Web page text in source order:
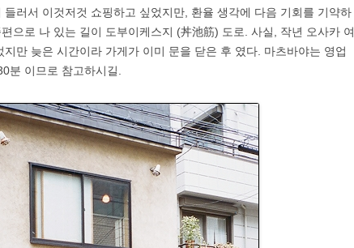
러서 이것저것 쇼핑하고 싶었지만, 환율 생각에 다음 기회를 기약하
으로 나 있는 길이 도부이케스지 (丼池筋) 도로. 사실, 작년 오사카 여
만 늦은 시간이라 가게가 이미 문을 닫은 후 였다. 마츠바야는 영업
분 이므로 참고하시길.